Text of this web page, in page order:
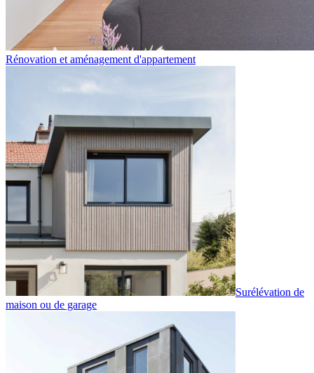
Rénovation et aménagement d'appartement
Surélévation de
maison ou de garage